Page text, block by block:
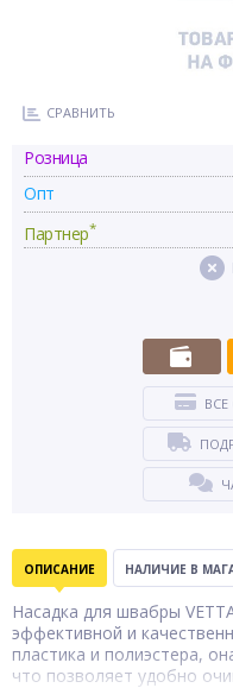
СРАВНИТЬ
Розница
Опт
Партнер*
ОПИСАНИЕ НАЛИЧИЕ В
Насадка для швабры
эффективной и
пластика и полиэстера,
что позволяет удобно